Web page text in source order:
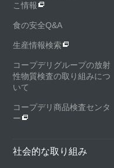
こ情報
食の安全Q&A
生産情報検索
コープデリグループの放射
性物質検査の取り組みにつ
いて
コープデリ商品検査センタ
ー
社会的な取り組み